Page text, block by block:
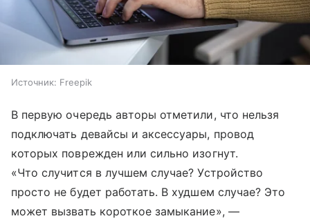
Источник: Freepik
В первую очередь авторы отметили, что нельзя
подключать девайсы и аксессуары, провод
которых поврежден или сильно изогнут.
«Что случится в лучшем случае? Устройство
просто не будет работать. В худшем случае? Это
может вызвать короткое замыкание», —